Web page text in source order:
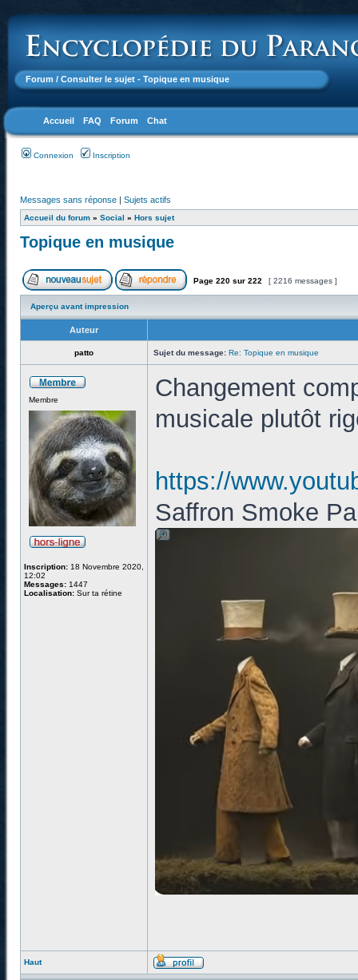
Forum / Consulter le sujet - Topique en musique
Accueil FAQ Forum Chat
Connexion Inscription
Messages sans réponse | Sujets actifs
Accueil du forum » Social » Hors sujet
Topique en musique
Page 220 sur 222 [ 2216 messages ]
Aperçu avant impression
Auteur
patto Sujet du message: Re: Topique en musique
Membre
Inscription: 18 Novembre 2020,
12:02
Messages: 1447
Localisation: Sur ta rétine
Changement
musicale plutôt
https://
Saffron Smoke
Haut